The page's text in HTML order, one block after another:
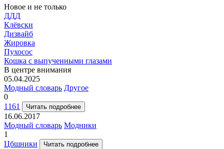
Новое и не только
ДДД
Клёвски
Дизвайб
Жировка
Пухосос
Кошка с выпученными глазами
В центре внимания
05.04.2025
Модный словарь Другое
0
1161
Читать подробнее
16.06.2017
Модный словарь Модники
1
Цбшники
Читать подробнее